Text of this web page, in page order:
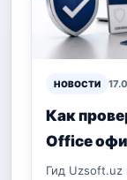
НОВОСТИ
Как
Office
Гид